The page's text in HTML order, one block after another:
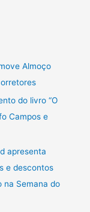
Almoço
do livro “O
Campos e
apresenta
e descontos
na Semana do